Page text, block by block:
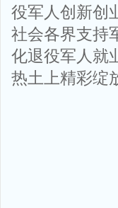
役军人创新创
社会各界支持
化退役军人就
热土上精彩绽